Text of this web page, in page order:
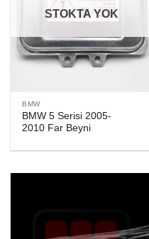
STOKTA YOK
BMW
BMW 5 Serisi 2005-
2010 Far Beyni